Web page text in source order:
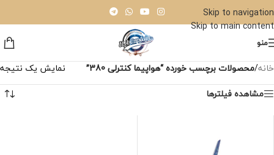
Skip to navigation
Skip to main content
منو
خانه/محصولات برچسب خورده “هواپیما کنترلی 380”
نمایش یک نتیجه
مشاهده فیلترها